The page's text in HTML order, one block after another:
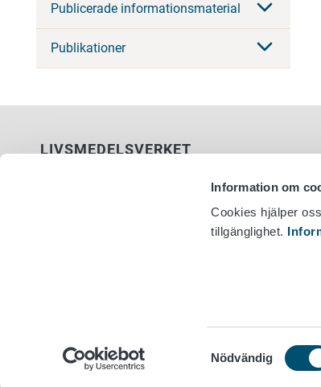
Information om
Cookies hjälper
tillgänglighet.
Samtyckesval
Nödvändig
Publicerade informationsmaterial
Publikationer
LIVSMEDELSVERKET
Information om webbplatsen
Cookie inställningar